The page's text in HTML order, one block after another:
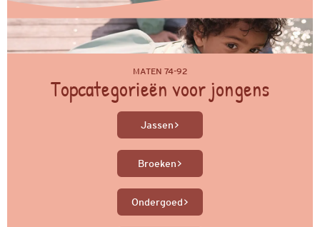
MATEN 74-92
Topcategorieën voor jongens
Jassen
Broeken
Ondergoed